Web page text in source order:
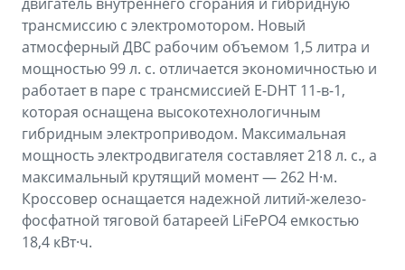
трансмиссию с электромотором. Новый
атмосферный ДВС рабочим объемом 1,5 литра и
мощностью 99 л. с. отличается экономичностью и
работает в паре с трансмиссией E-DHT 11-в-1,
которая оснащена высокотехнологичным
гибридным электроприводом. Максимальная
мощность электродвигателя составляет 218 л. с., а
максимальный крутящий момент — 262 Н·м.
Кроссовер оснащается надежной литий-железо-
фосфатной тяговой батареей LiFePO4 емкостью
18,4 кВт·ч.